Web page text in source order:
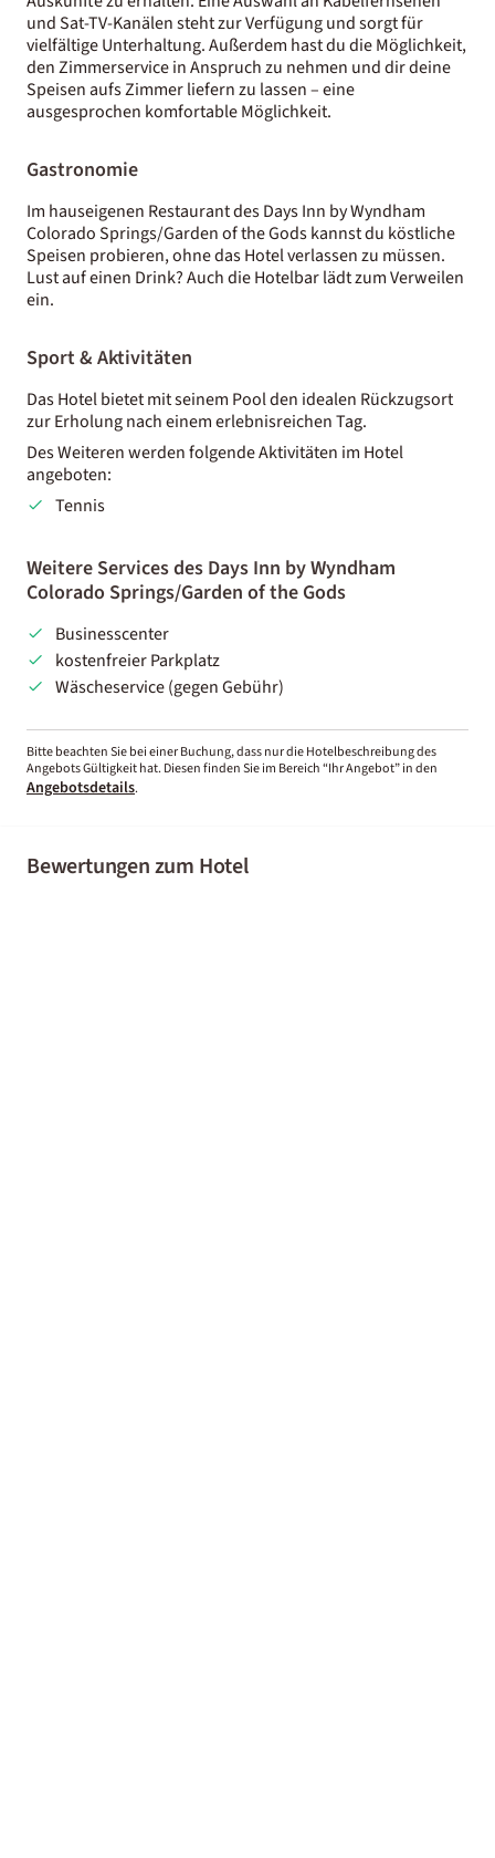
und Sat-TV-Kanälen steht zur Verfügung und sorgt für
vielfältige Unterhaltung. Außerdem hast du die Möglichkeit,
den Zimmerservice in Anspruch zu nehmen und dir deine
Speisen aufs Zimmer liefern zu lassen – eine
ausgesprochen komfortable Möglichkeit.
Gastronomie
Im hauseigenen Restaurant des Days Inn by Wyndham
Colorado Springs/Garden of the Gods kannst du köstliche
Speisen probieren, ohne das Hotel verlassen zu müssen.
Lust auf einen Drink? Auch die Hotelbar lädt zum Verweilen
ein.
Sport & Aktivitäten
Das Hotel bietet mit seinem Pool den idealen Rückzugsort
zur Erholung nach einem erlebnisreichen Tag.
Des Weiteren werden folgende Aktivitäten im Hotel
angeboten:
Tennis
Weitere Services des Days Inn by Wyndham
Colorado Springs/Garden of the Gods
Businesscenter
kostenfreier Parkplatz
Wäscheservice (gegen Gebühr)
Bitte beachten Sie bei einer Buchung, dass nur die Hotelbeschreibung des
Angebots Gültigkeit hat. Diesen finden Sie im Bereich “Ihr Angebot” in den
Angebotsdetails.
Bewertungen zum Hotel